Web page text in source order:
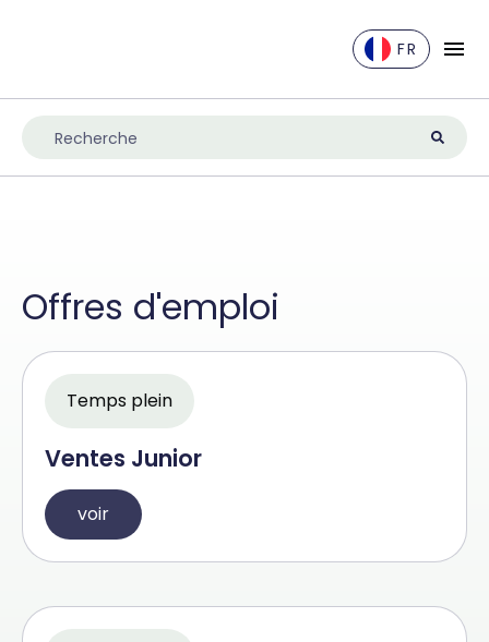
FR
Offres d'emploi
Ventes Junior
Temps plein
voir